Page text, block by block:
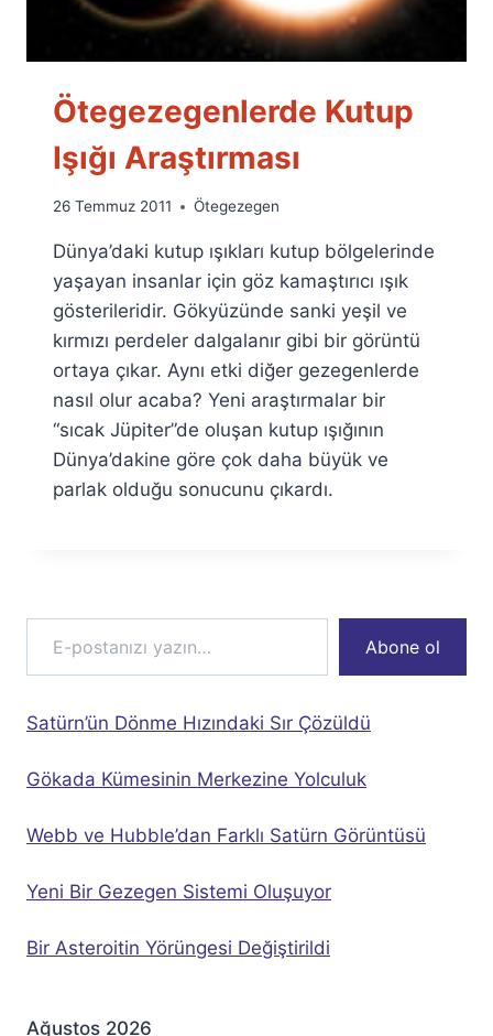
Ötegezegenlerde Kutup
Işığı Araştırması
By
Fuat
Özyar
26 Temmuz 2011 Ötegezegen
Dünya’daki kutup ışıkları kutup bölgelerinde
yaşayan insanlar için göz kamaştırıcı ışık
gösterileridir. Gökyüzünde sanki yeşil ve
kırmızı perdeler dalgalanır gibi bir görüntü
ortaya çıkar. Aynı etki diğer gezegenlerde
nasıl olur acaba? Yeni araştırmalar bir
“sıcak Jüpiter”de oluşan kutup ışığının
Dünya’dakine göre çok daha büyük ve
parlak olduğu sonucunu çıkardı.
E-postanızı yazın…
Abone ol
Satürn’ün Dönme Hızındaki Sır Çözüldü
Gökada Kümesinin Merkezine Yolculuk
Webb ve Hubble’dan Farklı Satürn Görüntüsü
Yeni Bir Gezegen Sistemi Oluşuyor
Bir Asteroitin Yörüngesi Değiştirildi
Ağustos 2026